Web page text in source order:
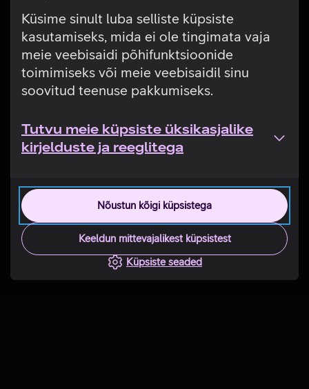
Küsime sinult luba selliste küpsiste
kasutamiseks, mida ei ole tingimata vaja
meie veebisaidi põhifunktsioonide
toimimiseks või meie veebisaidil sinu
soovitud teenuse pakkumiseks.
Tutvu meie küpsiste üksikasjalike
kirjelduste ja reeglitega
Nõustun kõigi küpsistega
Keeldun mittevajalikest küpsistest
Küpsiste seaded
Tehniline viga